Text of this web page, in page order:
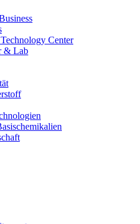
Center
& Lab